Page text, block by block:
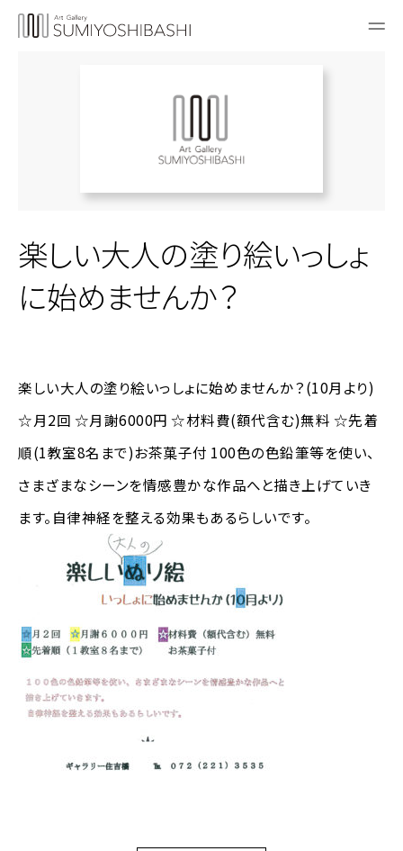
楽しい大人の塗り絵いっしょ
に始めませんか？
楽しい大人の塗り絵いっしょに始めませんか？(10月より)
☆月2回 ☆月謝6000円 ☆材料費(額代含む)無料 ☆先着
順(1教室8名まで)お茶菓子付 100色の色鉛筆等を使い、
さまざまなシーンを情感豊かな作品へと描き上げていき
ます。自律神経を整える効果もあるらしいです。